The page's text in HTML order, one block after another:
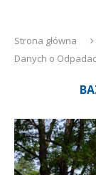
Strona główna
Danych o